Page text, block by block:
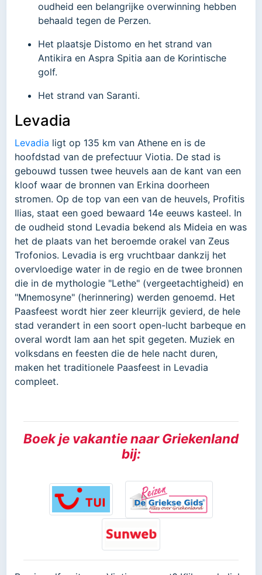
oudheid een belangrijke overwinning hebben
behaald tegen de Perzen.
Het plaatsje Distomo en het strand van
Antikira en Aspra Spitia aan de Korintische
golf.
Het strand van Saranti.
Levadia
Levadia ligt op 135 km van Athene en is de
hoofdstad van de prefectuur Viotia. De stad is
gebouwd tussen twee heuvels aan de kant van een
kloof waar de bronnen van Erkina doorheen
stromen. Op de top van een van de heuvels, Profitis
Ilias, staat een goed bewaard 14e eeuws kasteel. In
de oudheid stond Levadia bekend als Mideia en was
het de plaats van het beroemde orakel van Zeus
Trofonios. Levadia is erg vruchtbaar dankzij het
overvloedige water in de regio en de twee bronnen
die in de mythologie "Lethe" (vergeetachtigheid) en
"Mnemosyne" (herinnering) werden genoemd. Het
Paasfeest wordt hier zeer kleurrijk gevierd, de hele
stad verandert in een soort open-lucht barbeque en
overal wordt lam aan het spit gegeten. Muziek en
volksdans en feesten die de hele nacht duren,
maken het traditionele Paasfeest in Levadia
compleet.
Boek je vakantie naar Griekenland
bij: